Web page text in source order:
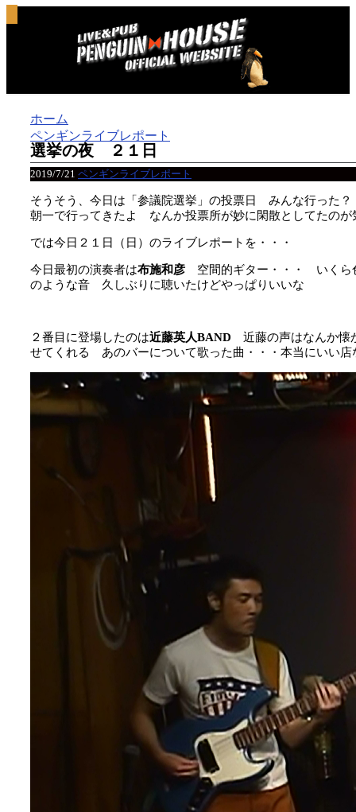
ホーム
ペンギンライブレポート
選挙の夜 ２１日
2019/7/21 ペンギンライブレポート
そうそう、今日は「参議院選挙」の投票日 みんな行った
朝一で行ってきたよ なんか投票所が妙に閑散としてたのが
では今日２１日（日）のライブレポートを・・・
今日最初の演奏者は布施和彦 空間的ギター・・・ いくら
のような音 久しぶりに聴いたけどやっぱりいいな
２番目に登場したのは近藤英人BAND 近藤の声はなんか懐
せてくれる あのバーについて歌った曲・・・本当にいい店